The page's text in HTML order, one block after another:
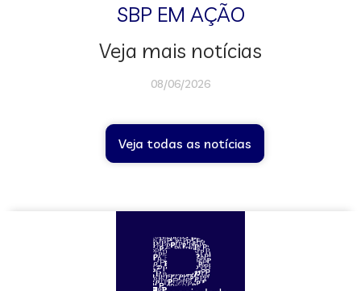
SBP EM AÇÃO
Veja mais notícias
08/06/2026
Veja todas as notícias